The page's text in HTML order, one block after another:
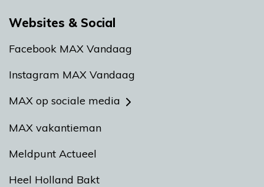
Websites & Social
Facebook MAX Vandaag
Instagram MAX Vandaag
MAX op sociale media
MAX vakantieman
Meldpunt Actueel
Heel Holland Bakt